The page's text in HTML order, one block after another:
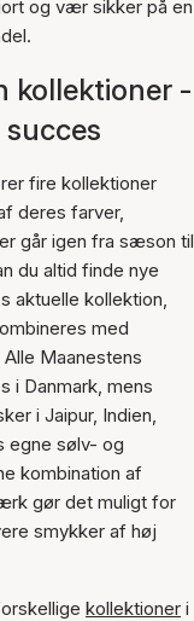
og vær sikker på en
kollektioner -
fire kollektioner
deres farver,
går igen fra sæson til
du altid finde nye
aktuelle kollektion,
med
Maanestens
i Danmark, mens
i Jaipur, Indien,
egne sølv- og
kombination af
gør det muligt for
smykker af høj
kollektioner i